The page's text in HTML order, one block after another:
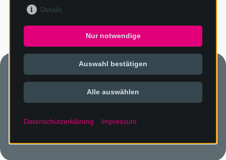
Rufen Sie uns an:02244 6303
Details
Nur notwendige
Auswahl bestätigen
Alle auswählen
Datenschutzerklärung Impressum